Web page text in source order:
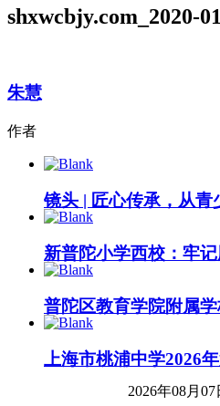
shxwcbjy.com_2020-
朱慧
作者
镜头 | 匠心传承，从
匠”技能体验第二波精
新普陀小学西校：牢
回信精神浸润少年心田
普陀区教育学院附属
上海市桃浦中学2026
令营圆满完成2026年08月